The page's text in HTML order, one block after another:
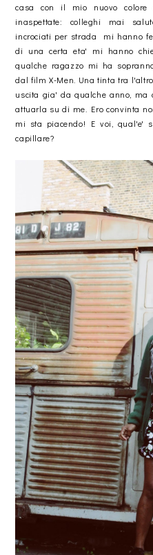
casa con il mio nuovo colore
inaspettate: colleghi mai
incrociati per strada mi hanno
di una certa eta' mi hanno
qualche ragazzo mi ha
dal film X-Men. Una tinta tra
uscita gia' da qualche anno, ma
attuarla su di me. Ero convinta
mi sta piacendo! E voi, qual'e'
capillare?